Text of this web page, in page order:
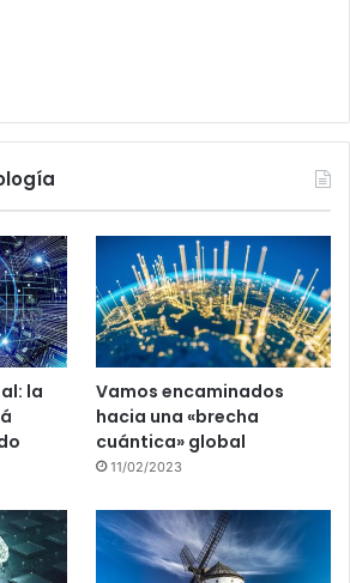
la
Vamos encaminados
hacia una «brecha
cuántica» global
11/02/2023